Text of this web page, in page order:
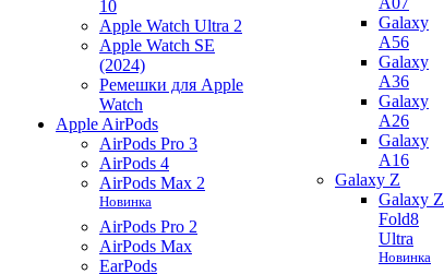
10
Apple Watch Ultra 2
Apple Watch SE
(2024)
Ремешки для Apple
Watch
Apple AirPods
AirPods Pro 3
AirPods 4
AirPods Max 2
Новинка
AirPods Pro 2
AirPods Max
EarPods
Galaxy
A56
Galaxy
A36
Galaxy
A26
Galaxy
A16
Galaxy Z
Galaxy Z
Fold8
Ultra
Новинка